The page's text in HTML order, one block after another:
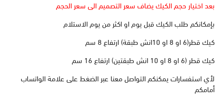
بعد اختيار حجم الكيك يضاف سعر التصميم الى سعر الحجم
بإمكانكم طلب الكيك قبل يوم او اكثر من يوم الاستلام
كيك قطر(6 او 8 او 10انش طبقة) ارتفاع 8 سم
كيك قطر (6 او 8 او 10 انش طبقتين) ارتفاع 16 سم
لأي استفسارات يمكنكم التواصل معنا عبر الضغط على علامة الواتساب
أمامكم